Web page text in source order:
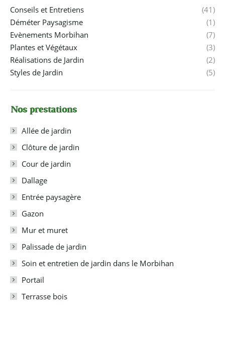
Conseils et Entretiens
(41)
Déméter Paysagisme
(1)
Evènements Morbihan
(7)
Plantes et Végétaux
(3)
Réalisations de Jardin
(2)
Styles de Jardin
(5)
Nos prestations
Allée de jardin
Clôture de jardin
Cour de jardin
Dallage
Entrée paysagère
Gazon
Mur et muret
Palissade de jardin
Soin et entretien de jardin dans le Morbihan
Portail
Terrasse bois